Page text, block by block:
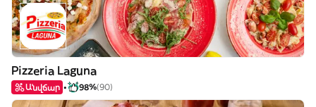
Pizzeria Laguna
Անվճար 98%(90)